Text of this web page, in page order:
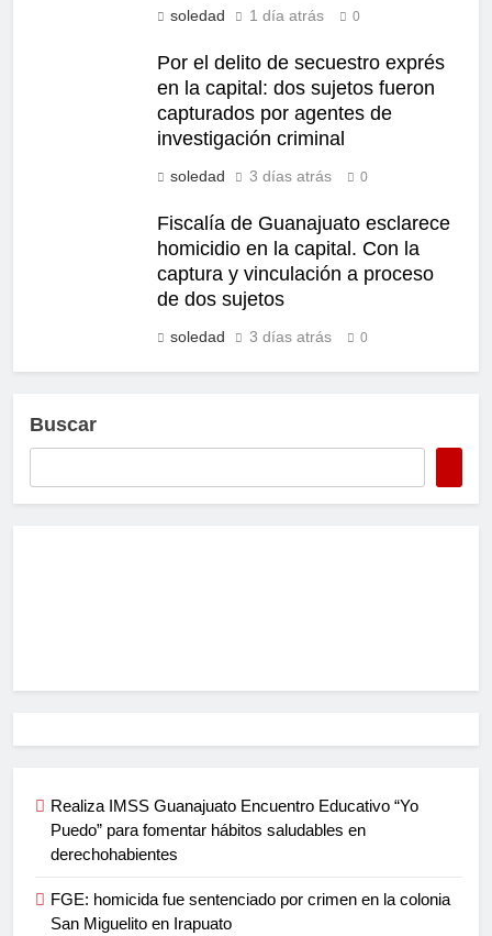
soledad 1 día atrás 0
Por el delito de secuestro exprés
en la capital: dos sujetos fueron
capturados por agentes de
investigación criminal
soledad 3 días atrás 0
Fiscalía de Guanajuato esclarece
homicidio en la capital. Con la
captura y vinculación a proceso
de dos sujetos
soledad 3 días atrás 0
Buscar
Realiza IMSS Guanajuato Encuentro Educativo “Yo
Puedo” para fomentar hábitos saludables en
derechohabientes
FGE: homicida fue sentenciado por crimen en la colonia
San Miguelito en Irapuato